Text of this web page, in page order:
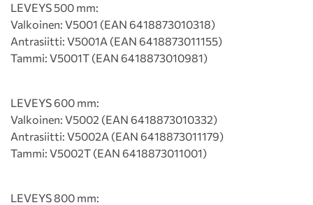
LEVEYS 500 mm:
Valkoinen: V5001 (EAN 6418873010318)
Antrasiitti: V5001A (EAN 6418873011155)
Tammi: V5001T (EAN 6418873010981)
LEVEYS 600 mm:
Valkoinen: V5002 (EAN 6418873010332)
Antrasiitti: V5002A (EAN 6418873011179)
Tammi: V5002T (EAN 6418873011001)
LEVEYS 800 mm: